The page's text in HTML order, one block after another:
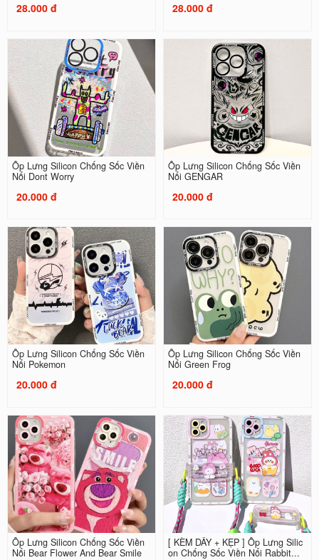
28.000 đ 28.000 đ
Ốp Lưng Silicon Chống Sốc Viền
Nổi Dont Worry
20.000 đ
Ốp Lưng Silicon Chống Sốc Viền
Nổi GENGAR
20.000 đ
Ốp Lưng Silicon Chống Sốc Viền
Nổi Pokemon
20.000 đ
Ốp Lưng Silicon Chống Sốc Viền
Nổi Green Frog
20.000 đ
Ốp Lưng Silicon Chống Sốc Viền
Nổi Bear Flower And Bear Smile
[ KÈM DÂY + KẸP ] Ốp Lưng Silic
on Chống Sốc Viền Nổi Rabbit...